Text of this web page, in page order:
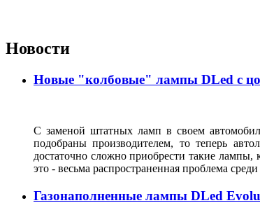
Новости
Новые "колбовые" лампы DLed с
С заменой штатных ламп в своем
подобраны производителем, то теперь
достаточно сложно приобрести такие
это - весьма распространенная проблема
Газонаполненные лампы DLed